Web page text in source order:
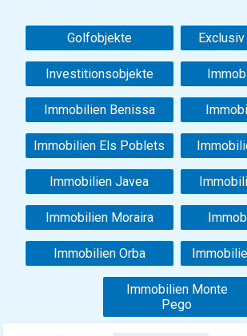
Golfobjekte
Investitionsobjekte
Immobilien Benissa
Immobilien Els Poblets
Immobilien Javea
Immobilien Moraira
Immobilien Orba
Immobilien Monte
Pego